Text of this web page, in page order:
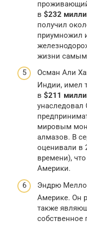
в $232
получил
приумножил
жизни самым
Осман Али
Индии, имел
в $211
унаследовал
мировым
алмазов. В
оценивали в
времени),
Америки.
Эндрю
Америке. Он
также
собственное